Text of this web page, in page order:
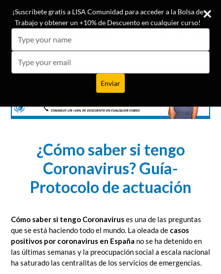
directamente
contenido
¡Conoce las opiniones de nuestros +19.500 alumnos!
Carrito
Carrito
¿Cómo saber si tengo
Coronavirus? Guía-
Protocolo de actuación
Cómo saber si tengo Coronaviruses una de las preguntas
que se está haciendo todo el mundo. La oleada de casos
positivos por coronavirus en España no se ha detenido en
las últimas semanas y la preocupación social a escala nacional
ha saturado las centralitas de los servicios de emergencias.
¡Suscríbete gratis a LISA Comunidad para acceder a la Bolsa de
Trabajo y obtener un +10% de Descuento en cualquier curso!
your
name
your
email
Enviar